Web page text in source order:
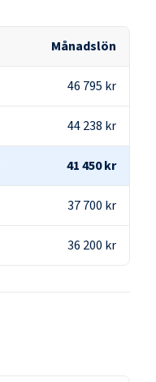
Månadslön
46 795 kr
44 238 kr
41 450 kr
37 700 kr
36 200 kr